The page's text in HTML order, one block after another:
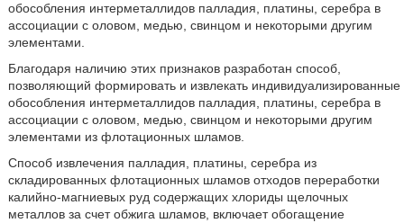
обособления интерметаллидов палладия, платины, серебра в
ассоциации с оловом, медью, свинцом и некоторыми другим
элементами.
Благодаря наличию этих признаков разработан способ,
позволяющий формировать и извлекать индивидуализированные
обособления интерметаллидов палладия, платины, серебра в
ассоциации с оловом, медью, свинцом и некоторыми другим
элементами из флотационных шламов.
Способ извлечения палладия, платины, серебра из
складированных флотационных шламов отходов переработки
калийно-магниевых руд содержащих хлориды щелочных
металлов за счет обжига шламов, включает обогащение